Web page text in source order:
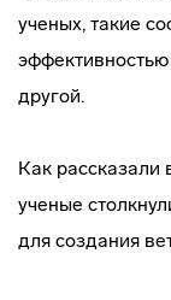
ученых, такие
другой.
Как рассказали
ученые
для создания